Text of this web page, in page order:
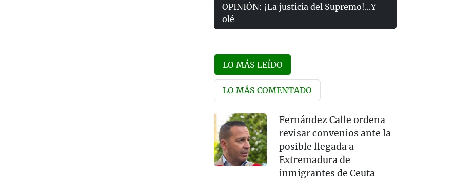
OPINIÓN: ¡La justicia del Supremo!...Y
olé
LO MÁS LEÍDO
LO MÁS COMENTADO
Fernández Calle ordena
revisar convenios ante la
posible llegada a
Extremadura de
inmigrantes de Ceuta